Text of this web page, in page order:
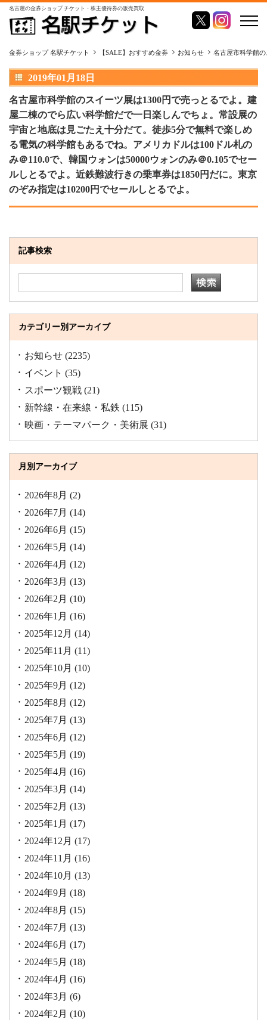
名古屋の金券ショップ チケット・株主優待券の販売買取
金券ショップ 名駅チケット 【SALE】おすすめ金券 お知らせ 名古屋市科学館
2019年01月18日
名古屋市科学館のスイーツ展は1300円で売っとるでよ。建
屋二棟のでら広い科学館だで一日楽しんでちょ。常設展の
宇宙と地底は見ごたえ十分だて。徒歩5分で無料で楽しめ
る電気の科学館もあるでね。アメリカドルは100ドル札の
み＠110.0で、韓国ウォンは50000ウォンのみ＠0.105でセー
ルしとるでよ。近鉄難波行きの乗車券は1850円だに。東京
のぞみ指定は10200円でセールしとるでよ。
記事検索
カテゴリー別アーカイブ
お知らせ (2235)
イベント (35)
スポーツ観戦 (21)
新幹線・在来線・私鉄 (115)
映画・テーマパーク・美術展 (31)
月別アーカイブ
2026年8月 (2)
2026年7月 (14)
2026年6月 (15)
2026年5月 (14)
2026年4月 (12)
2026年3月 (13)
2026年2月 (10)
2026年1月 (16)
2025年12月 (14)
2025年11月 (11)
2025年10月 (10)
2025年9月 (12)
2025年8月 (12)
2025年7月 (13)
2025年6月 (12)
2025年5月 (19)
2025年4月 (16)
2025年3月 (14)
2025年2月 (13)
2025年1月 (17)
2024年12月 (17)
2024年11月 (16)
2024年10月 (13)
2024年9月 (18)
2024年8月 (15)
2024年7月 (13)
2024年6月 (17)
2024年5月 (18)
2024年4月 (16)
2024年3月 (6)
2024年2月 (10)